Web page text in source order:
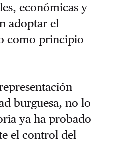
económicas y
adoptar el
como principio
burguesa, no lo
ya ha probado
el control del